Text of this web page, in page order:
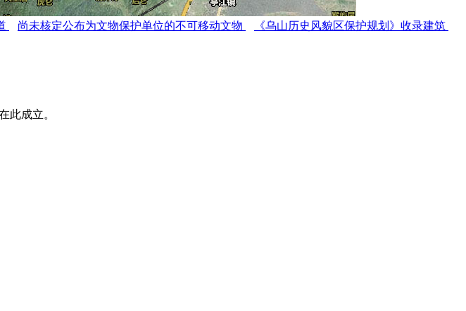
尚未核定公布为文物保护单位的不可移动文物
《乌山历史风貌区保护规划》收录建筑
此成立。